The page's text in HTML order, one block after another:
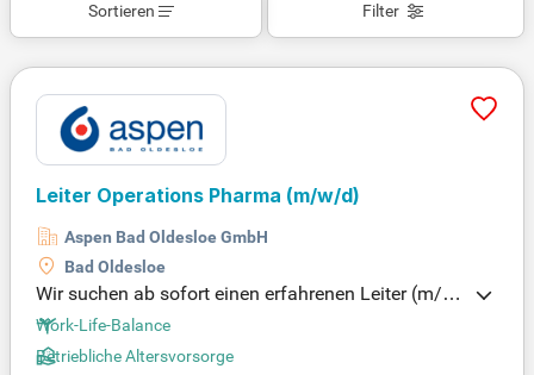
Filter
Sortieren
Leiter Operations Pharma (m/w/d)
Aspen Bad Oldesloe GmbH
Bad Oldesloe
Wir suchen ab sofort einen erfahrenen Leiter (m/
w/d) für den Operations-Bereich in der Pharmaindu
strie. In dieser Schlüsselrolle sind Sie verantwortlic
h für die GMP-konforme Herstellung und Verpacku
Work-Life-Balance
Betriebliche Altersvorsorge